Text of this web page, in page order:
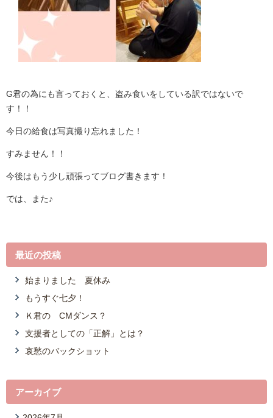
G君の為にも言っておくと、盗み食いをしている訳ではないで
す！！
今日の給食は写真撮り忘れました！
すみません！！
今後はもう少し頑張ってブログ書きます！
では、また♪
最近の投稿
始まりました 夏休み
もうすぐ七夕！
Ｋ君の CMダンス？
支援者としての「正解」とは？
哀愁のバックショット
アーカイブ